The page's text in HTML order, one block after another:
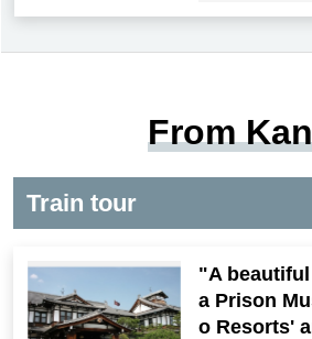
From
Train tour
"A
a Prison
o Resorts'